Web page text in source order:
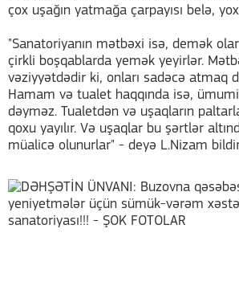
çox uşağın yatmağa çarpayısı belə,
"Sanatoriyanın mətbəxi isə, demək
çirkli boşqablarda yemək yeyirlər.
vəziyyətdədir ki, onları sadəcə atmaq
Hamam və tualet haqqında isə,
dəyməz. Tualetdən və uşaqların
qoxu yayılır. Və uşaqlar bu şərtlər
müalicə olunurlar" - deyə L.Nizam